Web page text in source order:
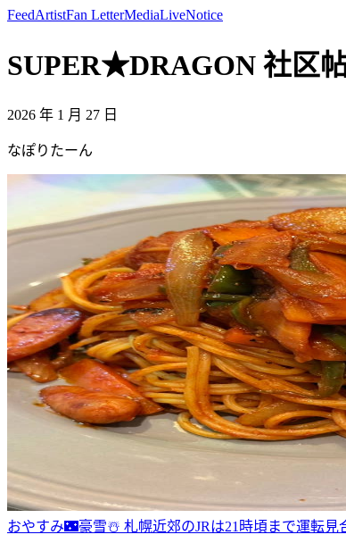
FeedArtistFan LetterMediaLiveNotice
SUPER★DRAGON 社区
2026 年 1 月 27 日
なぽりたーん
おやすみ🌃豪雪☃️ 札幌近郊のJRは21時頃まで運転見